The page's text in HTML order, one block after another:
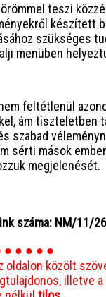
örömmel teszi
készített
szükséges
menüben
feltétlenül
ám tiszteletben
szabad
sérti mások
megjelenését.
száma: NM/11/
● ● ● ● ●
oldalon közölt
illetve